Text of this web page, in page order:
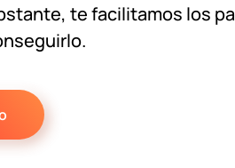
te facilitamos los